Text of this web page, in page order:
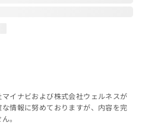
イナビおよび株式会社ウェルネスが
情報に努めておりますが、内容を完
。